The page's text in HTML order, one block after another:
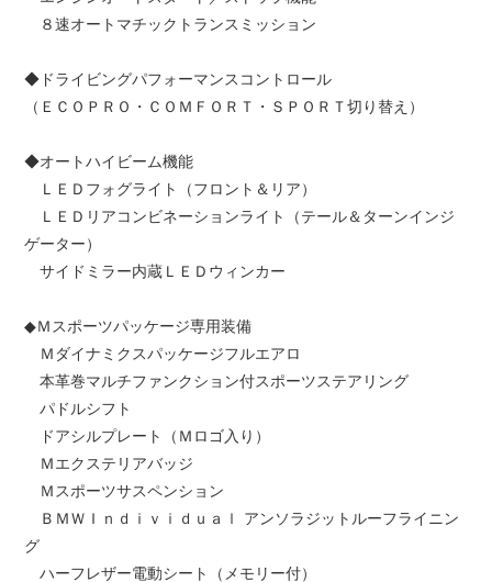
８速オートマチックトランスミッション
◆ドライビングパフォーマンスコントロール
（ＥＣＯＰＲＯ・ＣＯＭＦＯＲＴ・ＳＰＯＲＴ切り替え）
◆オートハイビーム機能
ＬＥＤフォグライト（フロント＆リア）
ＬＥＤリアコンビネーションライト（テール＆ターンインジ
ゲーター）
サイドミラー内蔵ＬＥＤウィンカー
◆Ｍスポーツパッケージ専用装備
Ｍダイナミクスパッケージフルエアロ
本革巻マルチファンクション付スポーツステアリング
パドルシフト
ドアシルプレート（Ｍロゴ入り）
Ｍエクステリアバッジ
Ｍスポーツサスペンション
ＢＭＷＩｎｄｉｖｉｄｕａｌ アンソラジットルーフライニン
グ
ハーフレザー電動シート（メモリー付）